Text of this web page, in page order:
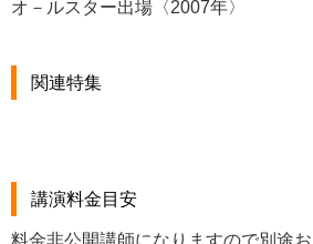
オ－ルスター出場〈2007年〉
関連特集
講演料金目安